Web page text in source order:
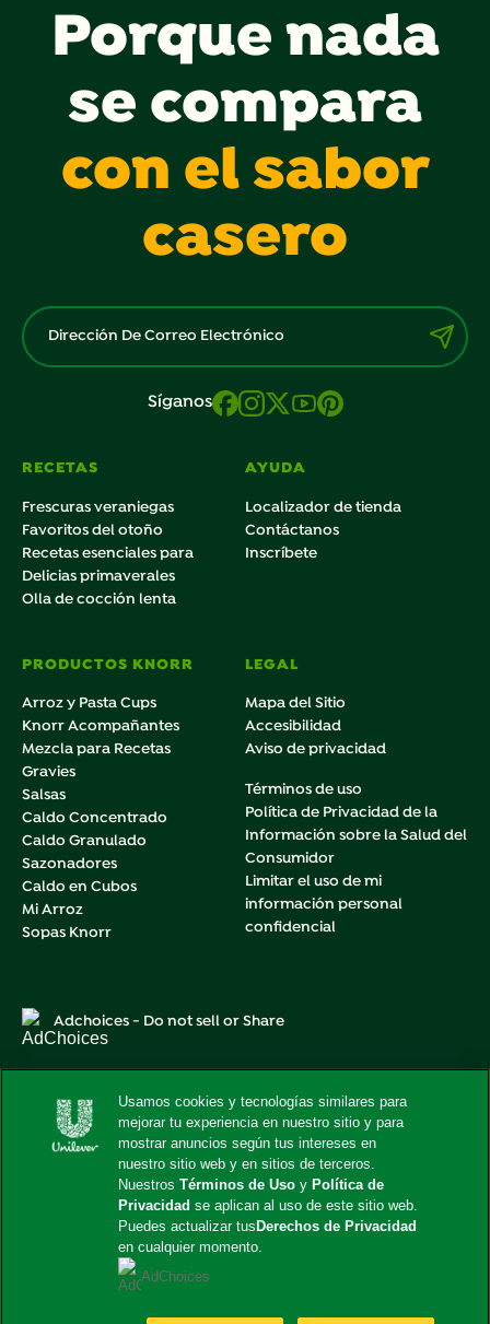
Porque nada
se compara
con el sabor
casero
Síganos
RECETAS
Frescuras veraniegas
Favoritos del otoño
Recetas esenciales para
Delicias primaverales
Olla de cocción lenta
AYUDA
Localizador de tienda
Contáctanos
Inscríbete
PRODUCTOS KNORR
Arroz y Pasta Cups
Knorr Acompañantes
Mezcla para Recetas
Gravies
Salsas
Caldo Concentrado
Caldo Granulado
Sazonadores
Caldo en Cubos
Mi Arroz
Sopas Knorr
LEGAL
Mapa del Sitio
Accesibilidad
Aviso de privacidad
Términos de uso
Política de Privacidad de la
Información sobre la Salud del
Consumidor
Limitar el uso de mi
información personal
confidencial
Adchoices - Do not sell or Share
© 2026 Unilever. Todos los derechos reservados.
Este sitio web está dirigido exclusivamente a los
consumidores estadounidenses de productos y servicios de
Unilever United States.
Este sitio web no está dirigido a consumidores radicados
fuera de Estados Unidos.
United States Cambiar Locación
Usamos cookies y tecnologías similares para
mejorar tu experiencia en nuestro sitio y para
mostrar anuncios según tus intereses en
nuestro sitio web y en sitios de terceros.
NuestrosTérminos de Uso y Política de
Privacidadse aplican al uso de este sitio web.
Puedes actualizar tus Derechos de Privacidad
en cualquier momento.
AdChoices